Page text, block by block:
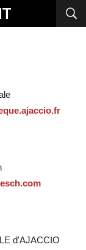
d'AJACCIO